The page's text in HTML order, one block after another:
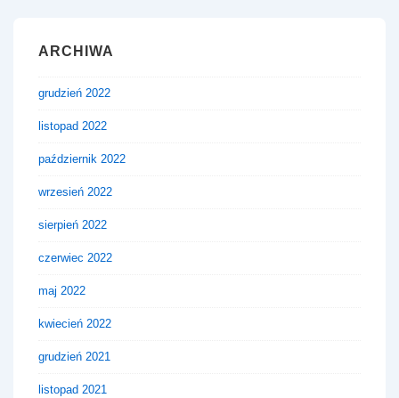
ARCHIWA
grudzień 2022
listopad 2022
październik 2022
wrzesień 2022
sierpień 2022
czerwiec 2022
maj 2022
kwiecień 2022
grudzień 2021
listopad 2021